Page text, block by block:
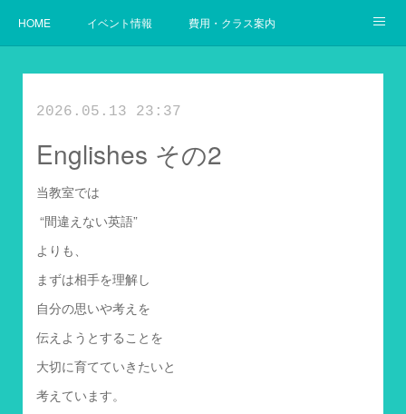
HOME イベント情報 費用・クラス案内
2026.05.13 23:37
Englishes その2
当教室では
“間違えない英語”
よりも、
まずは相手を理解し
自分の思いや考えを
伝えようとすることを
大切に育てていきたいと
考えています。